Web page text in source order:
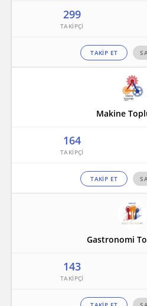
299
TAKİP ET
Makine
164
TAKİP ET
Gastronomi
143